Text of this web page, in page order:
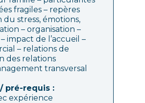
fragiles – repères
du stress, émotions,
– organisation –
impact de l’accueil –
– relations de
des relations
transversal
pré-requis :
expérience